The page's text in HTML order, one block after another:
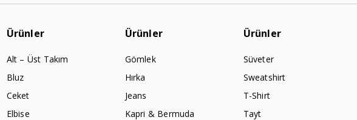
Ürünler
Alt – Üst Takım
Bluz
Ceket
Elbise
Ürünler
Gömlek
Hırka
Jeans
Kapri & Bermuda
Ürünler
Süveter
Sweatshirt
T-Shirt
Tayt